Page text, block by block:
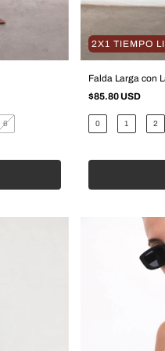
6
2X1 TIEMPO
Falda Larga con
$85.80 USD
0 1 2